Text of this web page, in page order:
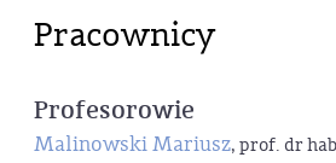
Pracownicy
Profesorowie
Malinowski Mariusz, prof. dr